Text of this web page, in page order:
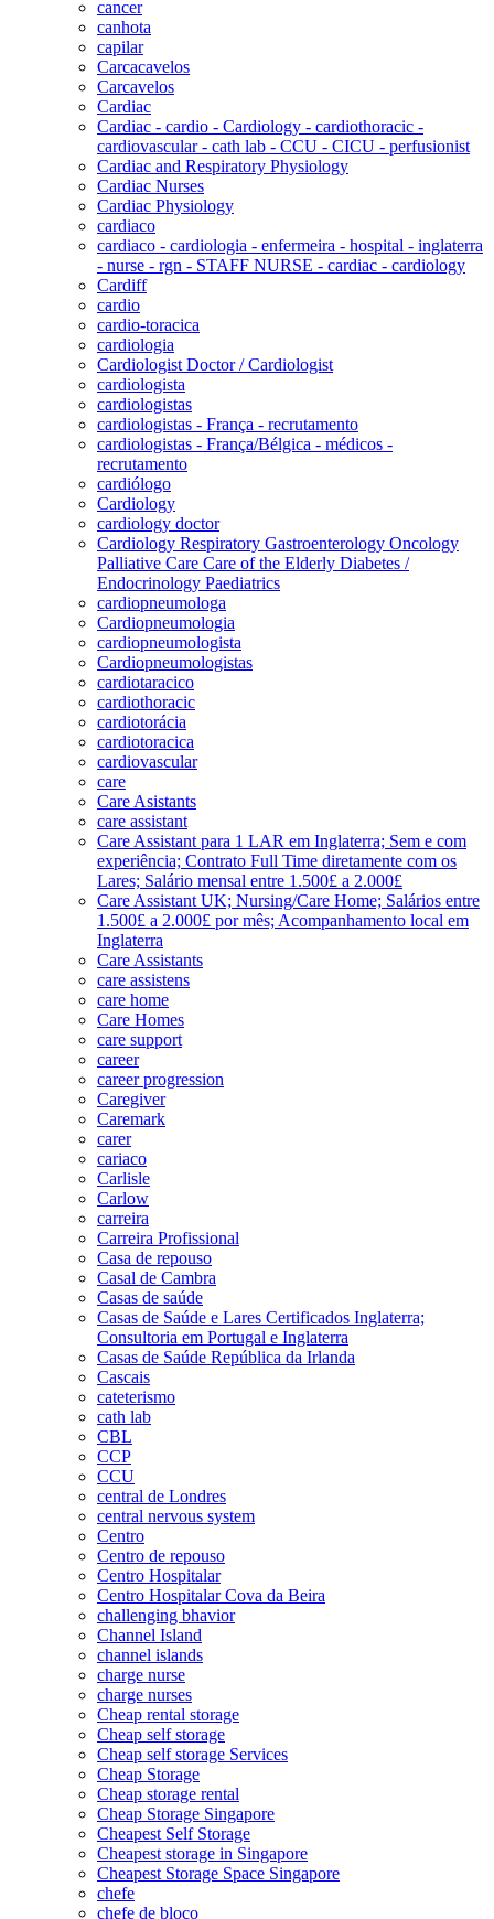
cancer
canhota
capilar
Carcacavelos
Carcavelos
Cardiac
Cardiac - cardio - Cardiology - cardiothoracic -
cardiovascular - cath lab - CCU - CICU - perfusionist
Cardiac and Respiratory Physiology
Cardiac Nurses
Cardiac Physiology
cardiaco
cardiaco - cardiologia - enfermeira - hospital - inglaterra
- nurse - rgn - STAFF NURSE - cardiac - cardiology
Cardiff
cardio
cardio-toracica
cardiologia
Cardiologist Doctor / Cardiologist
cardiologista
cardiologistas
cardiologistas - França - recrutamento
cardiologistas - França/Bélgica - médicos -
recrutamento
cardiólogo
Cardiology
cardiology doctor
Cardiology Respiratory Gastroenterology Oncology
Palliative Care Care of the Elderly Diabetes /
Endocrinology Paediatrics
cardiopneumologa
Cardiopneumologia
cardiopneumologista
Cardiopneumologistas
cardiotaracico
cardiothoracic
cardiotorácia
cardiotoracica
cardiovascular
care
Care Asistants
care assistant
Care Assistant para 1 LAR em Inglaterra; Sem e com
experiência; Contrato Full Time diretamente com os
Lares; Salário mensal entre 1.500£ a 2.000£
Care Assistant UK; Nursing/Care Home; Salários entre
1.500£ a 2.000£ por mês; Acompanhamento local em
Inglaterra
Care Assistants
care assistens
care home
Care Homes
care support
career
career progression
Caregiver
Caremark
carer
cariaco
Carlisle
Carlow
carreira
Carreira Profissional
Casa de repouso
Casal de Cambra
Casas de saúde
Casas de Saúde e Lares Certificados Inglaterra;
Consultoria em Portugal e Inglaterra
Casas de Saúde República da Irlanda
Cascais
cateterismo
cath lab
CBL
CCP
CCU
central de Londres
central nervous system
Centro
Centro de repouso
Centro Hospitalar
Centro Hospitalar Cova da Beira
challenging bhavior
Channel Island
channel islands
charge nurse
charge nurses
Cheap rental storage
Cheap self storage
Cheap self storage Services
Cheap Storage
Cheap storage rental
Cheap Storage Singapore
Cheapest Self Storage
Cheapest storage in Singapore
Cheapest Storage Space Singapore
chefe
chefe de bloco